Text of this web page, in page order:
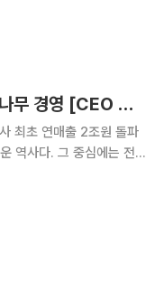
화려함보다 지속성…‘렉라자’ 신화 만든 조욱제의 버드나무 경영 [CEO 탐구생활]
최초 연매출 2조원 돌파
역사다. 그 중심에는 전문